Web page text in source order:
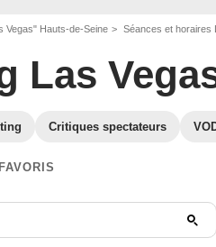
Vegas" Hauts-de-Seine Séances et horaires
Las
Critiques spectateurs